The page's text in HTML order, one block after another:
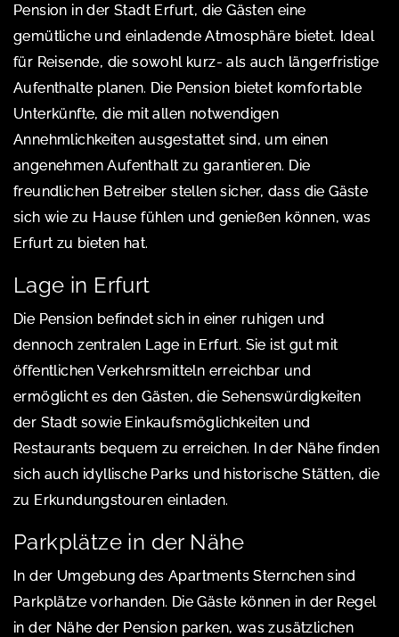
Pension in der Stadt Erfurt, die Gästen eine
gemütliche und einladende Atmosphäre bietet. Ideal
für Reisende, die sowohl kurz- als auch längerfristige
Aufenthalte planen. Die Pension bietet komfortable
Unterkünfte, die mit allen notwendigen
Annehmlichkeiten ausgestattet sind, um einen
angenehmen Aufenthalt zu garantieren. Die
freundlichen Betreiber stellen sicher, dass die Gäste
sich wie zu Hause fühlen und genießen können, was
Erfurt zu bieten hat.
Lage in Erfurt
Die Pension befindet sich in einer ruhigen und
dennoch zentralen Lage in Erfurt. Sie ist gut mit
öffentlichen Verkehrsmitteln erreichbar und
ermöglicht es den Gästen, die Sehenswürdigkeiten
der Stadt sowie Einkaufsmöglichkeiten und
Restaurants bequem zu erreichen. In der Nähe finden
sich auch idyllische Parks und historische Stätten, die
zu Erkundungstouren einladen.
Parkplätze in der Nähe
In der Umgebung des Apartments Sternchen sind
Parkplätze vorhanden. Die Gäste können in der Regel
in der Nähe der Pension parken, was zusätzlichen